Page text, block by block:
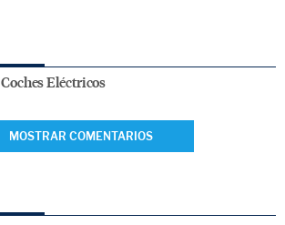
Coches Eléctricos
MOSTRAR COMENTARIOS